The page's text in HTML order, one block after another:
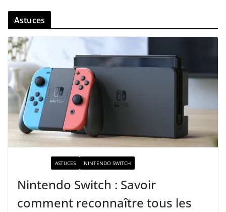
Astuces
ASTUCES NINTENDO SWITCH
Nintendo Switch : Savoir
comment reconnaître tous les